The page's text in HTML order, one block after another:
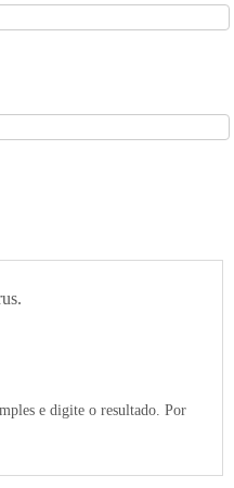
e digite o resultado. Por